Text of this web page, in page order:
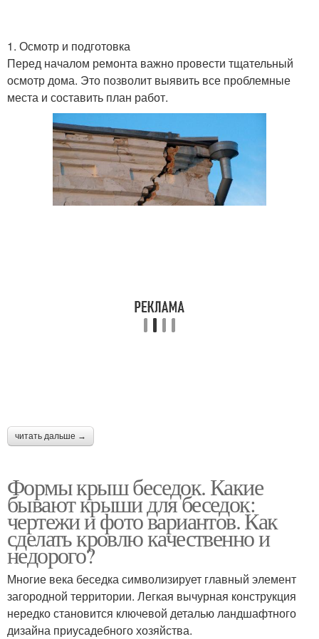
1. Осмотр и подготовка
Перед началом ремонта важно провести тщательный
осмотр дома. Это позволит выявить все проблемные
места и составить план работ.
читать дальше →
Формы крыш беседок. Какие
бывают крыши для беседок:
чертежи и фото вариантов. Как
сделать кровлю качественно и
недорого?
Многие века беседка символизирует главный элемент
загородной территории. Легкая вычурная конструкция
нередко становится ключевой деталью ландшафтного
дизайна приусадебного хозяйства.